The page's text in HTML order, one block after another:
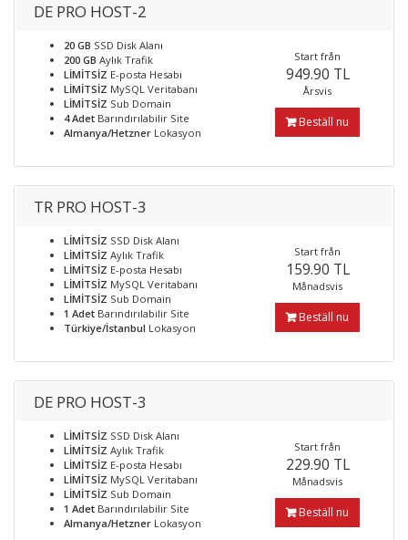
DE PRO HOST-2
20 GB SSD Disk Alanı
200 GB Aylık Trafik
LİMİTSİZ E-posta Hesabı
LİMİTSİZ MySQL Veritabanı
LİMİTSİZ Sub Domain
4 Adet Barındırılabilir Site
Almanya/Hetzner Lokasyon
Start från
949.90 TL
Årsvis
Beställ nu
TR PRO HOST-3
LİMİTSİZ SSD Disk Alanı
LİMİTSİZ Aylık Trafik
LİMİTSİZ E-posta Hesabı
LİMİTSİZ MySQL Veritabanı
LİMİTSİZ Sub Domain
1 Adet Barındırılabilir Site
Türkiye/İstanbul Lokasyon
Start från
159.90 TL
Månadsvis
Beställ nu
DE PRO HOST-3
LİMİTSİZ SSD Disk Alanı
LİMİTSİZ Aylık Trafik
LİMİTSİZ E-posta Hesabı
LİMİTSİZ MySQL Veritabanı
LİMİTSİZ Sub Domain
1 Adet Barındırılabilir Site
Almanya/Hetzner Lokasyon
Start från
229.90 TL
Månadsvis
Beställ nu